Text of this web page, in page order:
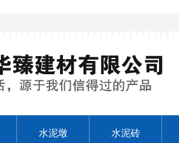
水泥墩 水泥砖